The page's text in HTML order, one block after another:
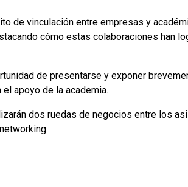
de vinculación entre empresas y
cómo estas colaboraciones han
de presentarse y exponer
apoyo de la academia.
dos ruedas de negocios entre los